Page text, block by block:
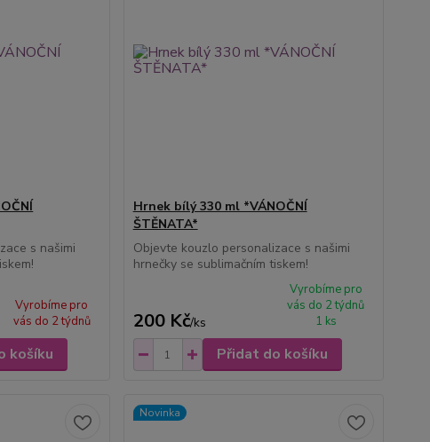
s našimi
Vyrobíme pro
vás do 2 týdnů
košíku
Hrnek bílý 330 ml *VÁNOČNÍ
ŠTĚNATA*
Objevte kouzlo personalizace s našimi
hrnečky se sublimačním tiskem!
200 Kč/ks
Vyrobíme pro
vás do 2 týdnů
1 ks
Přidat do košíku
Novinka